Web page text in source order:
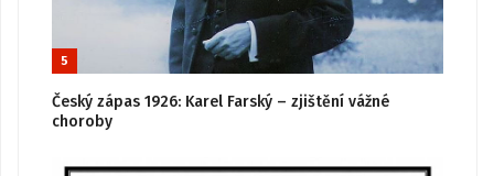
5
Český zápas 1926: Karel Farský – zjištění vážné
choroby